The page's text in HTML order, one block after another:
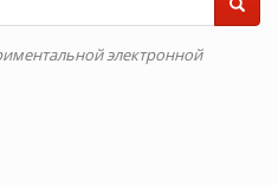
электронной